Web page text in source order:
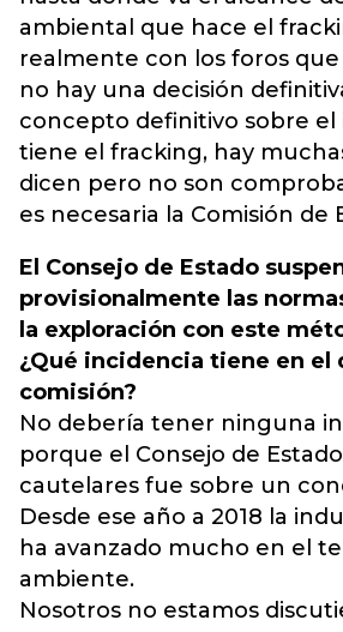
ambiental que hace el
realmente con los foros
no hay una decisión
concepto definitivo sobre
tiene el fracking, hay
dicen pero no son
es necesaria la Comisión de
El Consejo de Estado
provisionalmente las
la exploración con este
¿Qué incidencia tiene en el
comisión?
No debería tener ninguna
porque el Consejo de
cautelares fue sobre un
Desde ese año a 2018 la
ha avanzado mucho en el
ambiente.
Nosotros no estamos